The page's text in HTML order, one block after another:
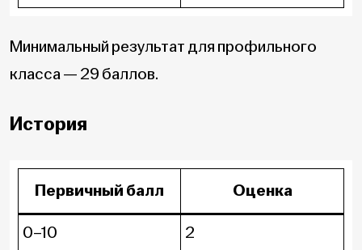
Минимальный результат для профильного
класса — 29 баллов.
История
Первичный балл Оценка
0–10
2